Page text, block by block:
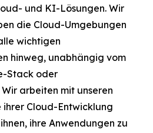
und KI-Lösungen. Wir
die Cloud-Umgebungen
wichtigen
hinweg, unabhängig vom
Stack oder
arbeiten mit unseren
ihrer Cloud-Entwicklung
ihre Anwendungen zu